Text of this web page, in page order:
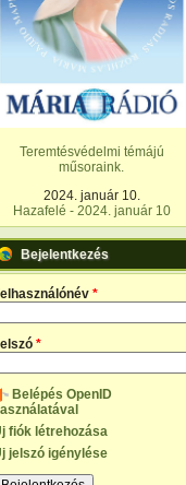
Teremtésvédelmi témájú
műsoraink.
2024. január 10.
Hazafelé - 2024. január 10
Bejelentkezés
*
*
Belépés OpenID
fiók létrehozása
jelszó igénylése